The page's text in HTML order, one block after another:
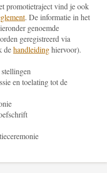
promotietraject vind je ook
. De informatie in het
genoemde
geregistreerd via
dehandleidinghiervoor).
en toelating tot de